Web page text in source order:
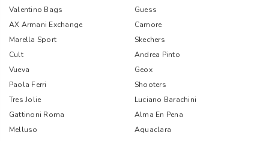
Valentino Bags
Guess
AX Armani Exchange
Camore
Marella Sport
Skechers
Cult
Andrea Pinto
Vueva
Geox
Paola Ferri
Shooters
Tres Jolie
Luciano Barachini
Gattinoni Roma
Alma En Pena
Melluso
Aquaclara